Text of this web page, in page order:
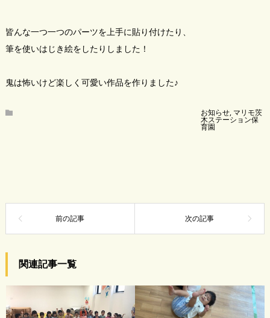
皆んな一つ一つのパーツを上手に貼り付けたり、
筆を使いはじき絵をしたりしました！
鬼は怖いけど楽しく可愛い作品を作りました♪
お知らせ, マリモ茨
木ステーション保
育園
関連記事一覧